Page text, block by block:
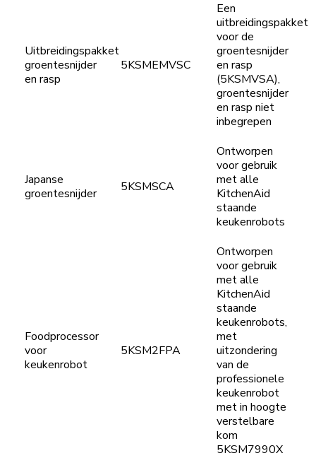
Uitbreidingspakket
groentesnijder
en rasp
5KSMEMVSC
Een
uitbreidingspakket
voor de
groentesnijder
en rasp
(5KSMVSA),
groentesnijder
en rasp niet
inbegrepen
Japanse
groentesnijder
5KSMSCA
Ontworpen
voor gebruik
met alle
KitchenAid
staande
keukenrobots
Foodprocessor
voor
keukenrobot
5KSM2FPA
Ontworpen
voor gebruik
met alle
KitchenAid
staande
keukenrobots,
met
uitzondering
van de
professionele
keukenrobot
met in hoogte
verstelbare
kom
5KSM7990X